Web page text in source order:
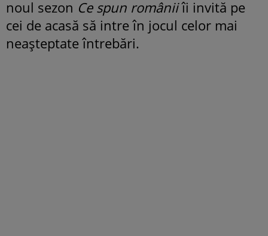
noul sezon Ce spun româniiîi invită pe
cei de acasă să intre în jocul celor mai
neașteptate întrebări.